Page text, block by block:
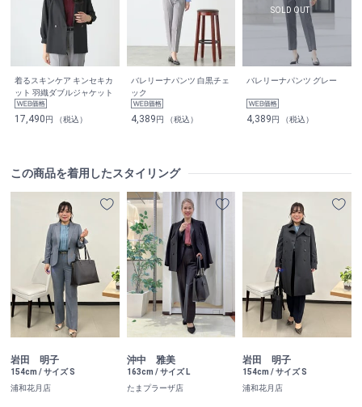
着るスキンケア キンセキカ
ット 羽織ダブルジャケット
17,490円 （税込）
バレリーナパンツ 白黒チェ
ック
4,389円 （税込）
バレリーナパンツ グレー
4,389円 （税込）
この商品を着用したスタイリング
岩田 明子
154cm / サイズ S
浦和花月店
沖中 雅美
163cm / サイズ L
たまプラーザ店
岩田 明子
154cm / サイズ S
浦和花月店